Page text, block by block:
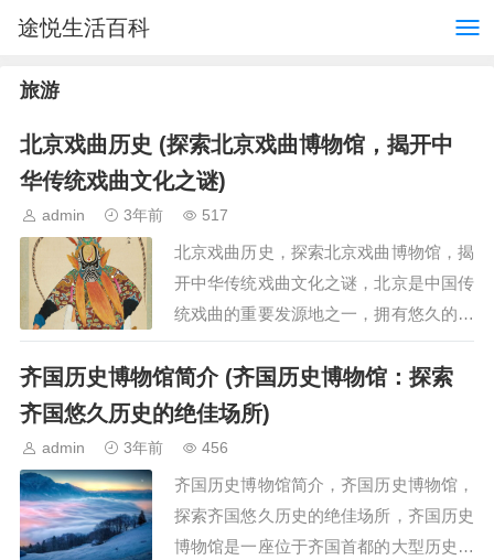
途悦生活百科
旅游
北京戏曲历史 (探索北京戏曲博物馆，揭开中
华传统戏曲文化之谜)
admin 3年前 517
北京戏曲历史，探索北京戏曲博物馆，揭
开中华传统戏曲文化之谜，北京是中国传
统戏曲的重要发源地之一，拥有悠久的戏
曲历史和丰富的戏曲文化，探索北京戏曲
博物馆，我们可以揭开中华传统戏曲文化
之谜，了解戏曲的起源…
齐国历史博物馆简介 (齐国历史博物馆：探索
齐国悠久历史的绝佳场所)
admin 3年前 456
齐国历史博物馆简介，齐国历史博物馆，
探索齐国悠久历史的绝佳场所，齐国历史
博物馆是一座位于齐国首都的大型历史博